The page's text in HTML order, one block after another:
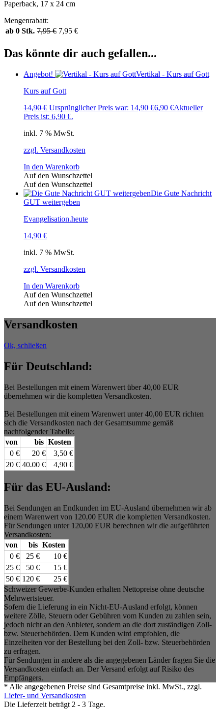
Paperback, 17 x 24 cm
Mengenrabatt:
ab 0 Stk. 7,95€ 7,95 €
Das könnte dir auch gefallen...
Angebot!
Vertikal - Kurs auf Gott
Kurs auf Gott
14,90€ Ursprünglicher Preis war: 14,90 €6,90 €Aktueller
Preis ist: 6,90 €.
inkl. 7 % MwSt.
zzgl. Versandkosten
In den Warenkorb
Auf den Wunschzettel
Auf den Wunschzettel
Die Gute Nachricht
GUT weitergeben
Evangelisation.heute
14,90 €
inkl. 7 % MwSt.
zzgl. Versandkosten
In den Warenkorb
Auf den Wunschzettel
Auf den Wunschzettel
Versandkosten
Ok, schließen
Für Deutschland:
Bei Bestellungen mit einem Warenwert über 40,00 EUR
übernehmen wir die kompletten Versandkosten.
Bei Bestellungen mit einem Warenwert unter 40,00 EUR richten
sich die Versandkosten nach der Gesamtsumme gemäß
nachfolgender Tabelle:
von
bis Kosten
0 €
20 €
3,50 €
20 € 40.00 € 4,90 €
Für das EU-Ausland:
Bei Sendungen an Endkunden im EU-Ausland übernehmen wir ab
einem Warenwert von 120,00 EUR die kompletten Versandkosten.
Für Sendungen unter 120,00 EUR berechnen wir die aufgeführten
Versandkosten:
von
bis Kosten
0 €
25 €
10 €
25 €
50 €
15 €
50 € 120 €
25 €
Schweizer Gewerbe-Kunden erhalten Nettopreise ohne deutsche
Mehrwertsteuer.
Sofern die Lieferung in ein Nicht-EU-Ausland erfolgt, können
weitere Zölle, Steuern oder Gebühren vom Kunden zu zahlen sein,
jedoch nicht an den Anbieter, sondern an die dort zuständigen Zoll-
bzw. Steuerbehörden. Dem Kunden wird empfohlen, die
Einzelheiten vor der Bestellung bei den Zoll- bzw. Steuerbehörden
zu erfragen.
Für Sendungen in andere als die angegebenen Länder fragen Sie die
Versandkosten einfach an. Der Versand erfolgt auf Risiko des
Empfängers.
* Alle angegebenen Preise sind Gesamtpreise inkl. MwSt., zzgl.
Liefer- und Versandkosten
Die Lieferzeit beträgt 2 - 3 Tage.